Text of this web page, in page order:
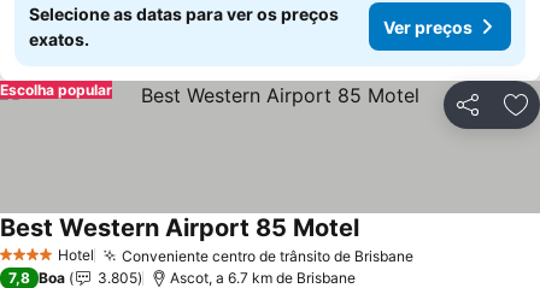
Selecione as datas para ver os preços
exatos.
Ver preços
Partilhar
Escolha popular
4 EstrelasHotel Conveniente centro de trânsito de BrisbaneVer preços
Best Western Airport 85 MotelVer preços
7,8 Boa 3.805 Ascot, a 6.7 km de Brisbane